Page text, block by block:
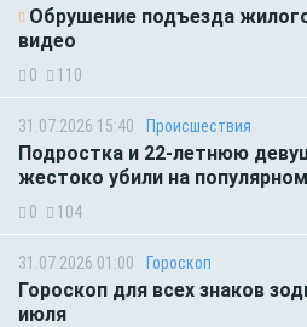
Обрушение подъезда
видео
0 110
31.07.2026 15:40 Происшествия
Подростка и 22-летнюю
жестоко убили на
0 104
31.07.2026 01:00 Гороскоп
Гороскоп для всех знаков
июля